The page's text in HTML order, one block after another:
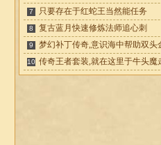
7 只要存在于红蛇王当然能任务
8 复古蓝月快速修炼法师追心刺
9 梦幻补丁传奇,意识海中帮助双头
10 传奇王者套装,就在这里于牛头魔